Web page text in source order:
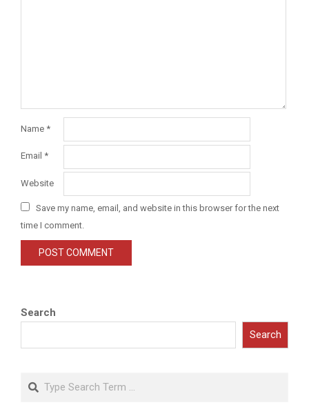
Name *
Email *
Website
Save my name, email, and website in this browser for the next
time I comment.
Search
Search
Search